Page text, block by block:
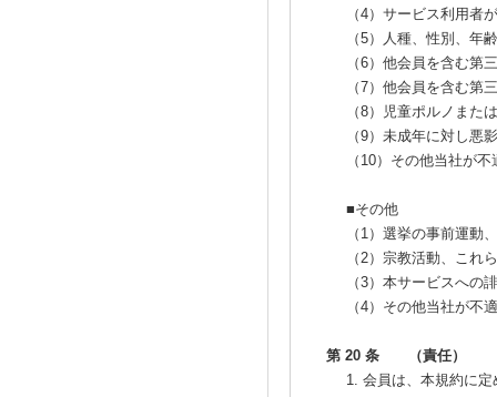
（4）サービス利用者
（5）人種、性別、年
（6）他会員を含む第
（7）他会員を含む第
（8）児童ポルノまた
（9）未成年に対し悪
（10）その他当社が
■その他
（1）選挙の事前運動
（2）宗教活動、これ
（3）本サービスへの
（4）その他当社が不
第 20 条 （責任）
1. 会員は、本規約に